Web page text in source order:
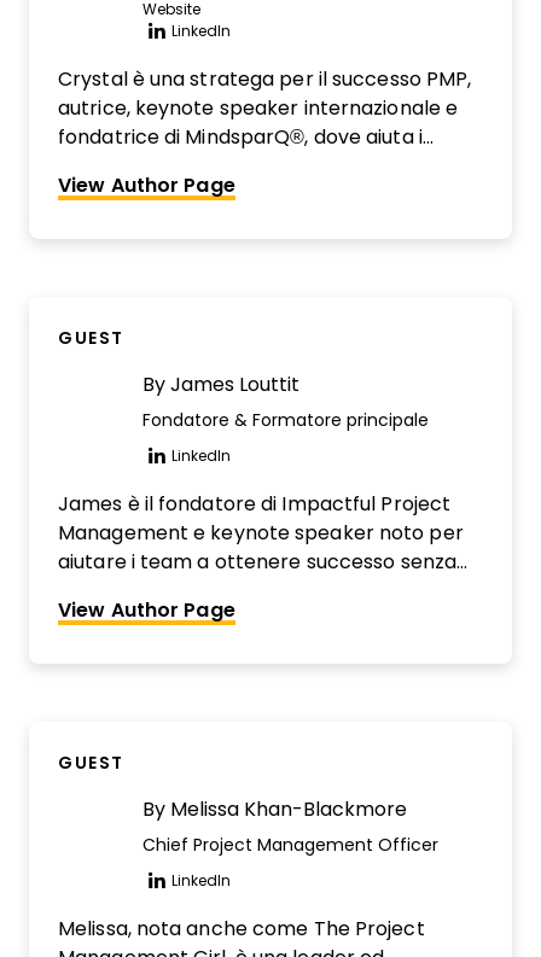
Website
Opens new window
LinkedIn
Opens new window
Crystal è una stratega per il successo PMP,
autrice, keynote speaker internazionale e
fondatrice di MindsparQ®, dove aiuta i
fiducia e le competenze di leadership. Con
View Author Page
GUEST
By James Louttit
Fondatore & Formatore principale
LinkedIn
Opens new window
James è il fondatore di Impactful Project
Management e keynote speaker noto per
aiutare i team a ottenere successo senza
Year del PMI, porta decenni di esperienza
View Author Page
GUEST
By Melissa Khan-Blackmore
Chief Project Management Officer
LinkedIn
Opens new window
Melissa, nota anche come The Project